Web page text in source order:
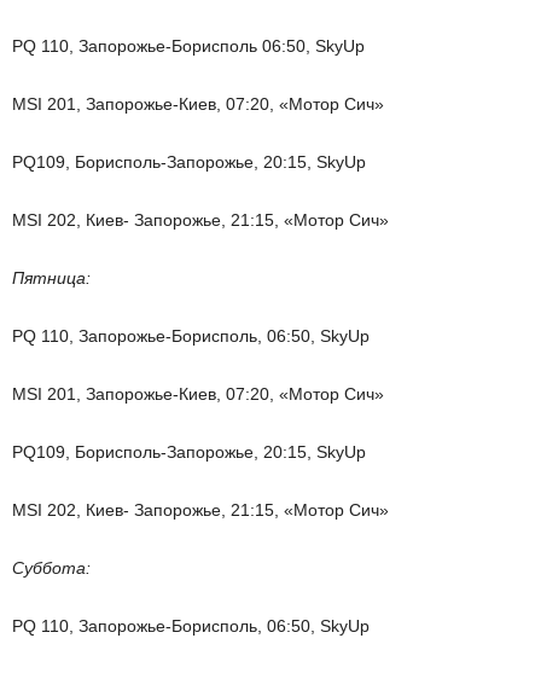
PQ 110, Запорожье-Борисполь 06:50, SkyUp
MSI 201, Запорожье-Киев, 07:20, «Мотор Сич»
PQ109, Борисполь-Запорожье, 20:15, SkyUp
MSI 202, Киев- Запорожье, 21:15, «Мотор Сич»
Пятница:
PQ 110, Запорожье-Борисполь, 06:50, SkyUp
MSI 201, Запорожье-Киев, 07:20, «Мотор Сич»
PQ109, Борисполь-Запорожье, 20:15, SkyUp
MSI 202, Киев- Запорожье, 21:15, «Мотор Сич»
Суббота:
PQ 110, Запорожье-Борисполь, 06:50, SkyUp